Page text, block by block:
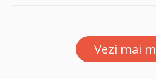
Vezi mai